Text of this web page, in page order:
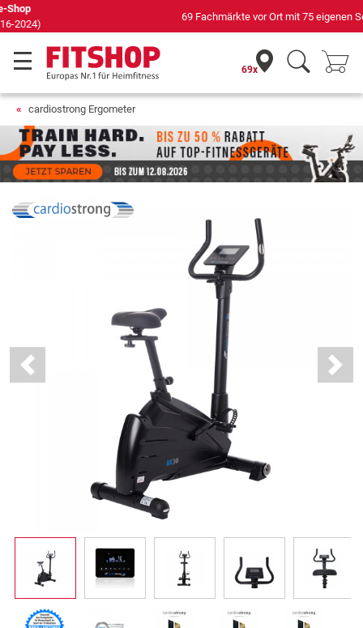
69 Fachmärkte vor Ort mit 75 eigenen Servicetechnikern
69x
cardiostrong Ergometer
Previous Next